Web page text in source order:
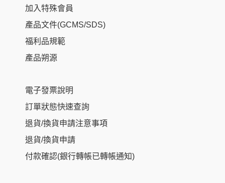
加入特殊會員
產品文件(GCMS/SDS)
福利品規範
產品朔源
電子發票說明
訂單狀態快速查詢
退貨/換貨申請注意事項
退貨/換貨申請
付款確認(銀行轉帳已轉帳通知)